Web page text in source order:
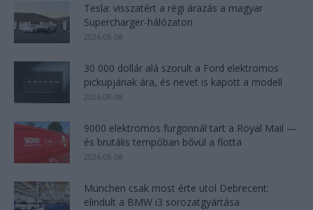
Tesla: visszatért a régi árazás a magyar
Supercharger-hálózaton
2026-08-08
30 000 dollár alá szorult a Ford elektromos
pickupjának ára, és nevet is kapott a modell
2026-08-08
9000 elektromos furgonnál tart a Royal Mail —
és brutális tempóban bővül a flotta
2026-08-08
München csak most érte utol Debrecent:
elindult a BMW i3 sorozatgyártása